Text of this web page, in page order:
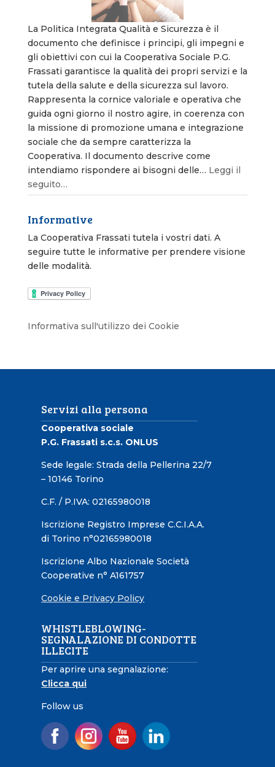
La Politica Integrata Qualità e Sicurezza è il
documento che definisce i principi, gli impegni e
gli obiettivi con cui la Cooperativa Sociale P.G.
Frassati garantisce la qualità dei propri servizi e la
tutela della salute e della sicurezza sul lavoro.
Rappresenta la cornice valoriale e operativa che
guida ogni giorno il nostro agire, in coerenza con
la missione di promozione umana e integrazione
sociale che da sempre caratterizza la
Cooperativa. Il documento descrive come
intendiamo rispondere ai bisogni delle… Leggi il
seguito…
Informative
La Cooperativa Frassati tutela i vostri dati. A
seguire tutte le informative per prendere visione
delle modalità.
Informativa sull'utilizzo dei Cookie
Servizi alla persona
Cooperativa sociale
P.G. Frassati s.c.s. ONLUS
Sede legale: Strada della Pellerina 22/7
– 10146 Torino
C.F. / P.IVA: 02165980018
Iscrizione Registro Imprese C.C.I.A.A.
di Torino n°02165980018
Iscrizione Albo Nazionale Società
Cooperative n° A161757
Cookie e Privacy Policy
WHISTLEBLOWING-
SEGNALAZIONE DI CONDOTTE
ILLECITE
Per aprire una segnalazione:
Clicca qui
Follow us